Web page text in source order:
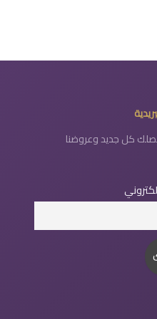
كل جديد وعروضنا